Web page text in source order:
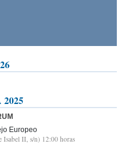
Europeo
Isabel II, s/n) 12:00 horas